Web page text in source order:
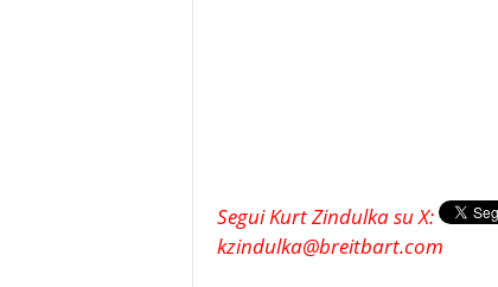
Segui Kurt Zindulka su X:
kzindulka@breitbart.com